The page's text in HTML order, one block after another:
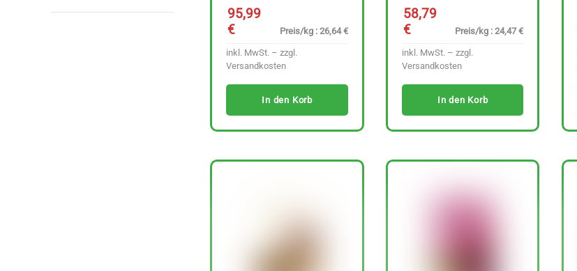
95,99
€
Preis/kg : 26,64 €
inkl. MwSt. – zzgl.
Versandkosten
In den Korb
58,79
€
Preis/kg : 24,47 €
inkl. MwSt. – zzgl.
Versandkosten
In den Korb